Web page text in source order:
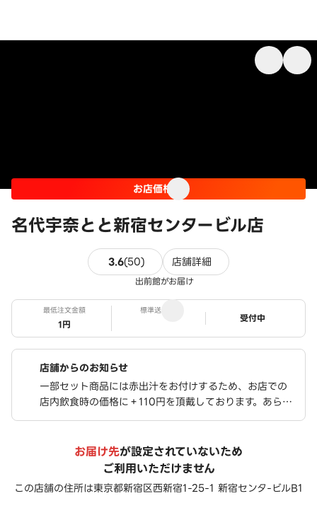
名代宇奈とと新宿センタービル店
お店価格
3.6(50) 50件のレビュー
店舗詳細
出前館がお届け
最低注文金額
1円
標準送料
ステータス
受付中
店舗からのお知らせ
一部セット商品には赤出汁をお付けするため、お店での
店内飲食時の価格に＋110円を頂戴しております。あらか
じめご了承ください。
お届け先が設定されていないため
ご利用いただけません
この店舗の住所は東京都新宿区西新宿1-25-1 新宿センタ-ビルB1